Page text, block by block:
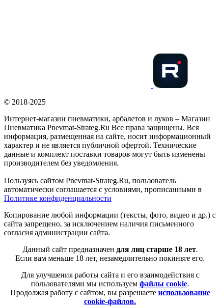
© 2018-2025
Интернет-магазин пневматики, арбалетов и луков – Магазин
Пневматика Pnevmat-Strateg.Ru Все права защищены. Вся
информация, размещенная на сайте, носит информационный
характер и не является публичной офертой. Технические
данные и комплект поставки товаров могут быть изменены
производителем без уведомления.
Пользуясь сайтом Pnevmat-Strateg.Ru, пользователь
автоматически соглашается с условиями, прописанными в
Политике конфиденциальности
Копирование любой информации (тексты, фото, видео и др.) с
сайта запрещено, за исключением наличия письменного
согласия администрации сайта.
Данный сайт предназначен для лиц старше 18 лет.
Если вам меньше 18 лет, незамедлительно покиньте его.
Для улучшения работы сайта и его взаимодействия с
пользователями мы используем файлы cookie.
Продолжая работу с сайтом, вы разрешаете использование
cookie-файлов.